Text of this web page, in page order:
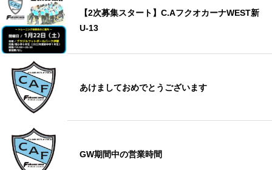
【2次募集スタート】C.AフクオカーナWEST新
U-13
あけましておめでとうございます
GW期間中の営業時間